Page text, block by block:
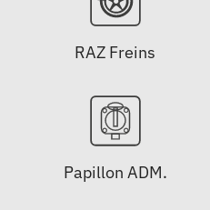
RAZ Freins
Papillon ADM.